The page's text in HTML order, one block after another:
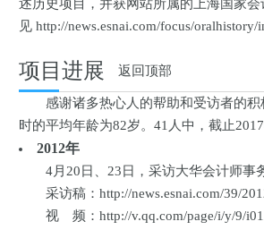
述历史项目，并获网站所属的上海国家
见 http://news.esnai.com/focus/oralhistory/
项目进展 返回顶部
感谢诸多热心人的帮助和受访者的积
时的平均年龄为82岁。41人中，截止
2012年
4月20日、23日，采访大华会计师事务
采访稿：http://news.esnai.com/39/
视 频：http://v.qq.com/page/i/y/9/